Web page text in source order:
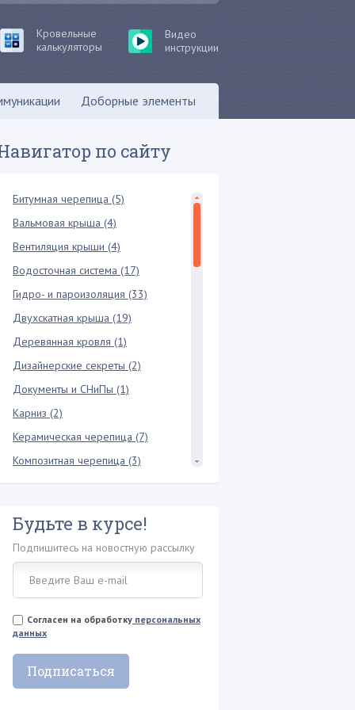
Доборные элементы
Кровельные
калькуляторы
Видео
инструкции
по сайту
Битумная черепица (5)
Вальмовая крыша (4)
Вентиляция крыши (4)
Водосточная система (17)
Гидро- и пароизоляция (33)
Двухскатная крыша (19)
Деревянная кровля (1)
Дизайнерские секреты (2)
Документы и СНиПы (1)
Карниз (2)
Керамическая черепица (7)
Композитная черепица (3)
Кровельный пирог (3)
Мансарда и чердак (18)
Межэтажное перекрытие (3)
Металлопрофиль (2)
Металлочерепица (17)
Молниезащита (1)
Мягкая кровля (24)
Будьте в курсе!
Подпишитесь на новостную рассылку
Согласен на обработку персональных
данных